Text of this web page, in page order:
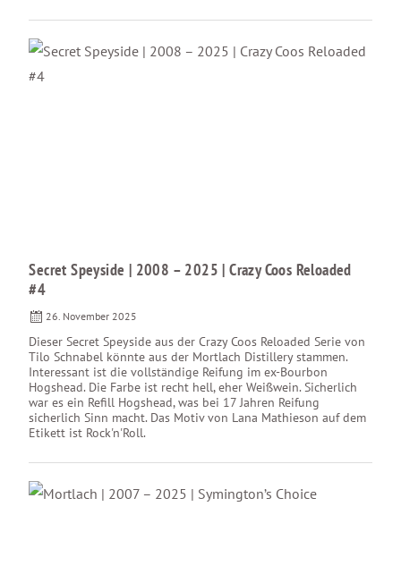
Secret Speyside | 2008 – 2025 | Crazy Coos Reloaded
#4
26. November 2025
Dieser Secret Speyside aus der Crazy Coos Reloaded Serie von
Tilo Schnabel könnte aus der Mortlach Distillery stammen.
Interessant ist die vollständige Reifung im ex-Bourbon
Hogshead. Die Farbe ist recht hell, eher Weißwein. Sicherlich
war es ein Refill Hogshead, was bei 17 Jahren Reifung
sicherlich Sinn macht. Das Motiv von Lana Mathieson auf dem
Etikett ist Rock'n'Roll.